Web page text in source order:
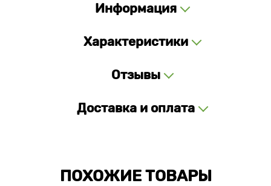
Информация
Характеристики
Отзывы
Доставка и оплата
ПОХОЖИЕ ТОВАРЫ